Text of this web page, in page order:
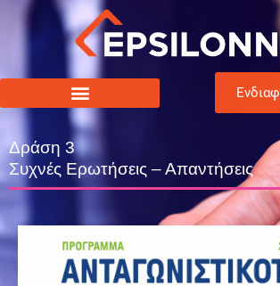
Δράση 3
Συχνές Ερωτήσεις – Απαντήσεις